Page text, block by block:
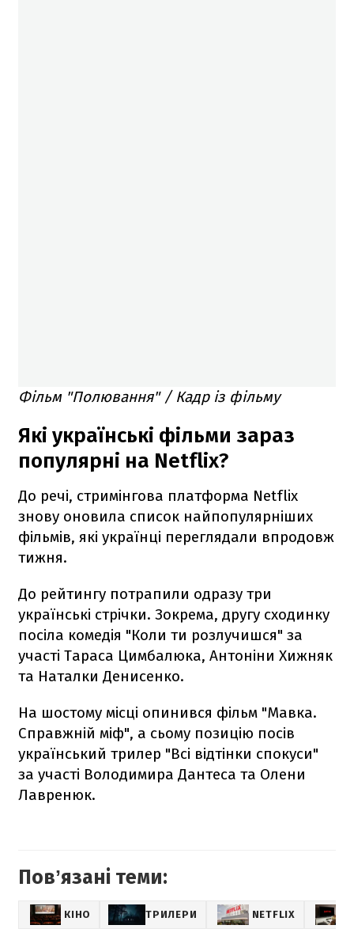
Фільм "Полювання" / Кадр із фільму
Які українські фільми зараз
популярні на Netflix?
До речі, стримінгова платформа Netflix
знову оновила список найпопулярніших
фільмів, які українці переглядали впродовж
тижня.
До рейтингу потрапили одразу три
українські стрічки. Зокрема, другу сходинку
посіла комедія "Коли ти розлучишся" за
участі Тараса Цимбалюка, Антоніни Хижняк
та Наталки Денисенко.
На шостому місці опинився фільм "Мавка.
Справжній міф", а сьому позицію посів
український трилер "Всі відтінки спокуси"
за участі Володимира Дантеса та Олени
Лавренюк.
Повʼязані теми:
КІНО ТРИЛЕРИ NETFLIX